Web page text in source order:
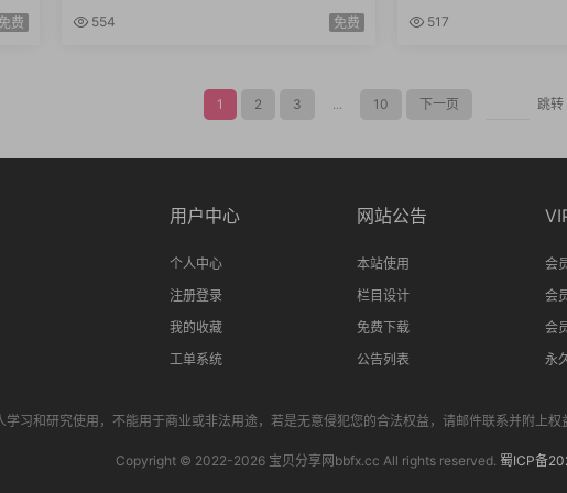
P
免费
文档资料合集
554 免费
与进阶电子书套装
517
1 2 3 ... 10 下一页 跳转
用户中心
个人中心
注册登录
我的收藏
工单系统
网站公告
本站使用
栏目设计
免费下载
公告列表
会
会
会
永
学习和研究使用，不能用于商业或非法用途，若是无意侵犯您的合法权益，请邮件联系并附上
Copyright © 2022-2026 宝贝分享网bbfx.cc All rights reserved. 蜀ICP备